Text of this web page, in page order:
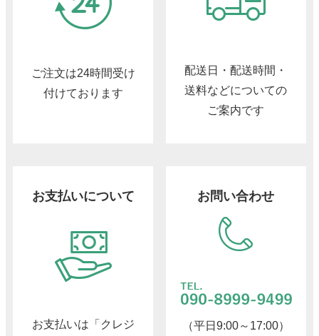
ご注文は24時間受け
付けております
配送日・配送時間・
送料などについての
ご案内です
お支払いについて
お支払いは「クレジ
お問い合わせ
（平日9:00～17:00）